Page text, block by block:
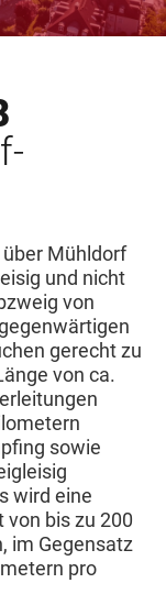
Mühldorf
und nicht
von
gerecht zu
von ca.
sowie
wird eine
bis zu 200
im Gegensatz
pro